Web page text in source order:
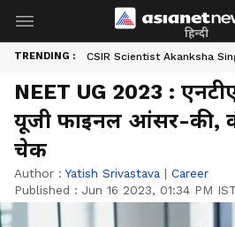
हिन्दी
TRENDING : CSIR Scientist Akanksha
NEET UG 2023 :
यूजी फाइनल आंसर-की,
चेक
Author :Yatish Srivastava | Career
Published : Jun 16 2023, 01:34 PM IST